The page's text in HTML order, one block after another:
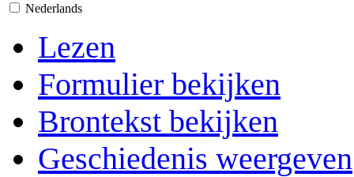
Nederlands
Lezen
Formulier bekijken
Brontekst bekijken
Geschiedenis weergeven